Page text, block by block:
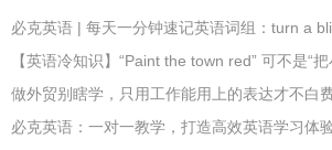
必克英语 | 每天一分钟速记英语词组：turn a
【英语冷知识】“Paint the town red” 可不是“
做外贸别瞎学，只用工作能用上的表达才不白
必克英语：一对一教学，打造高效英语学习体